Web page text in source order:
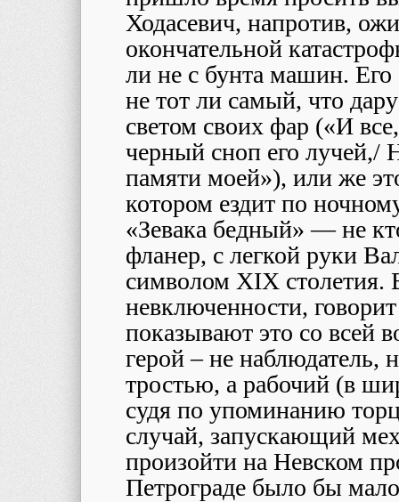
Ходасевич, напротив,
окончательной
ли не с бунта машин.
не тот ли самый, что
светом своих фар («И
черный сноп его лучей,/
памяти моей»), или же
котором ездит по
«Зевака бедный» — не
фланер, с легкой руки
символом XIX столетия.
невключенности,
показывают это со всей
герой – не наблюдатель,
тростью, а рабочий (в
судя по упоминанию
случай, запускающий
произойти на Невском
Петрограде было бы